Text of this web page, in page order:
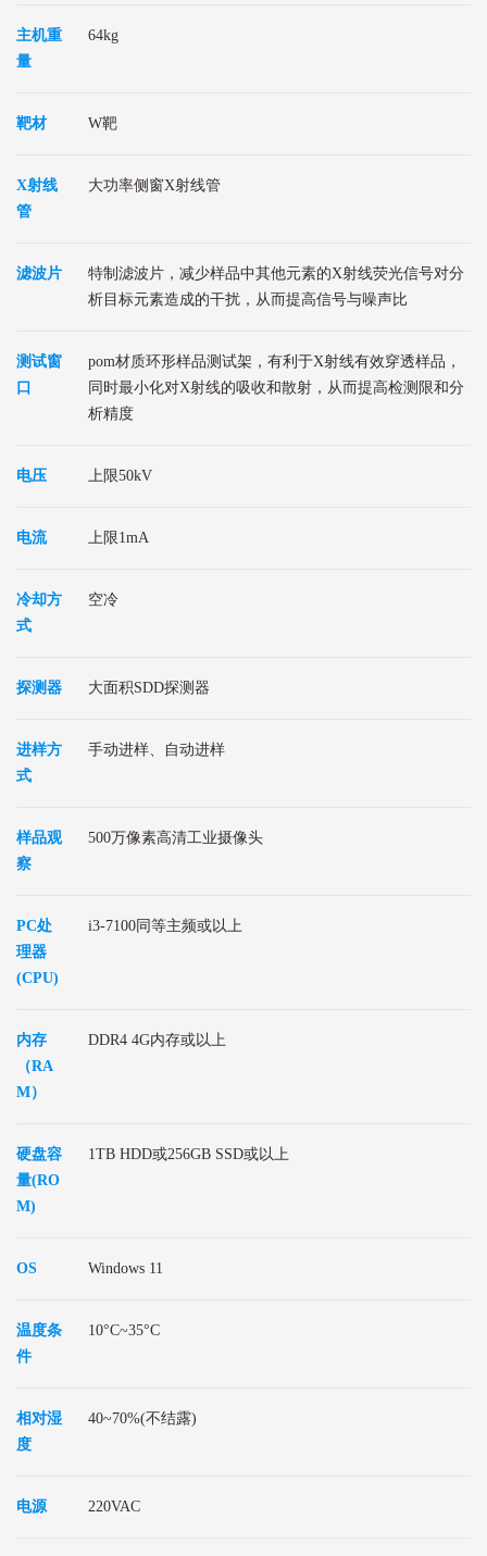
主机重
量
64kg
靶材 W靶
X射线
管
大功率侧窗X射线管
滤波片
特制滤波片，减少样品中其他元素的X射线荧光信号对分
析目标元素造成的干扰，从而提高信号与噪声比
测试窗
口
pom材质环形样品测试架，有利于X射线有效穿透样品，
同时最小化对X射线的吸收和散射，从而提高检测限和分
析精度
电压 上限50kV
电流 上限1mA
冷却方
式
空冷
探测器 大面积SDD探测器
进样方
式
手动进样、自动进样
样品观
察
500万像素高清工业摄像头
PC处
理器
(CPU)
i3-7100同等主频或以上
内存
（RA
M）
DDR4 4G内存或以上
硬盘容
量(RO
M)
1TB HDD或256GB SSD或以上
OS Windows 11
温度条
件
10°C~35°C
相对湿
度
40~70%(不结露)
电源 220VAC